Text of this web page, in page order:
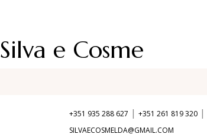
Silva e Cosme
+351 935 288 627 | +351 261 819 320 |
SILVAECOSMELDA@GMAIL.COM